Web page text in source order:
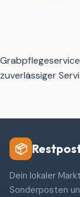
zuverlässiger
📦
Dein lokaler
Sonderposten